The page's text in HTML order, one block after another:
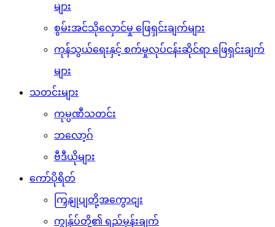
များ
စွမ်းအင်သိုလှောင်မှု ဖြေရှင်းချက်များ
ကုန်သွယ်ရေးနှင့် စက်မှုလုပ်ငန်းဆိုင်ရာ ဖြေရှင်းချက်
များ
သတင်းများ
ကုမ္ပဏီသတင်း
ဘလော့ဂ်
ဗီဒီယိုများ
ကော်ပိုရိတ်
ကြှနျုပျတို့အကွောငျး
ကျွန်ုပ်တို့၏ ရည်မှန်းချက်